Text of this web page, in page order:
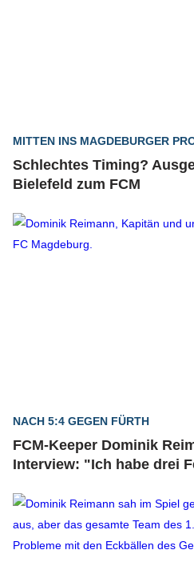
MITTEN INS MAGDEBURGER
Schlechtes Timing?
Bielefeld zum FCM
NACH 5:4 GEGEN FÜRTH
FCM-Keeper Dominik
Interview: "Ich habe drei